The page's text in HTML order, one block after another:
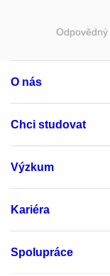
Odpovědný
O nás
Chci studovat
Výzkum
Kariéra
Spolupráce